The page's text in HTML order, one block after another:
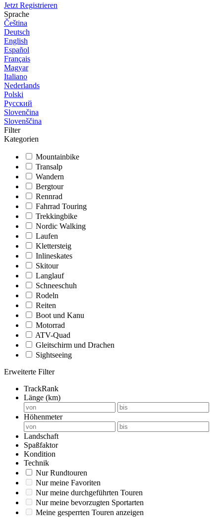
Jetzt Registrieren
Sprache
Čeština
Deutsch
English
Español
Français
Magyar
Italiano
Nederlands
Polski
Русский
Slovenčina
Slovenščina
Filter
Kategorien
Mountainbike
Transalp
Wandern
Bergtour
Rennrad
Fahrrad Touring
Trekkingbike
Nordic Walking
Laufen
Klettersteig
Inlineskates
Skitour
Langlauf
Schneeschuh
Rodeln
Reiten
Boot und Kanu
Motorrad
ATV-Quad
Gleitschirm und Drachen
Sightseeing
Erweiterte Filter
TrackRank
Länge (km)
Höhenmeter
Landschaft
Spaßfaktor
Kondition
Technik
Nur Rundtouren
Nur meine Favoriten
Nur meine durchgeführten Touren
Nur meine bevorzugten Sportarten
Meine gesperrten Touren anzeigen